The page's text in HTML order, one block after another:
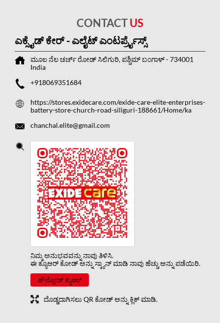
CONTACTUS
ಎಕ್ಸೈಡ್ ಕೇರ್ - ಎಲೈಟ್ ಎಂಟರ್ಪ್ರೈಸ್ಸ್
ಮೂಲ ನೆಲಚರ್ಚ್ ರೋಡ್ಸಿಲಿಗುರಿ, ಪಶ್ಚಿಮ್ ಬಂಗಾಳ್-734001
India
+918069351684
https://stores.exidecare.com/exide-care-elite-enterprises-
battery-store-church-road-siliguri-188661/Home/ka
chanchal.elite@gmail.com
ನಿಮ್ಮ ಅನುಭವವನ್ನು ನಾವು ತಿಳಿಸಿ.
ಈ ಕ್ಯೂಆರ್ ಕೋಡ್ ಅನ್ನು ಸ್ಕ್ಯಾನ್ ಮಾಡಿ ನಾವು ಹೆಚ್ಚು ಅನ್ನು ಪಡೆಯಿರಿ.
ಡೌನ್ಲೋಡ್ ಕ್ಯುಆರ್
ದೊಡ್ಡದಾಗಿಸಲು QR ಕೋಡ್ ಅನ್ನು ಕ್ಲಿಕ್ ಮಾಡಿ.